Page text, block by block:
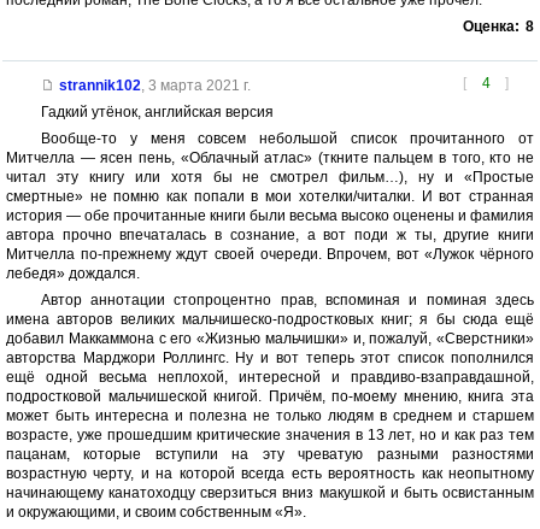
Оценка: 8
[ 4 ]
strannik102, 3 марта 2021 г.
Гадкий утёнок, английская версия
Вообще-то у меня совсем небольшой список прочитанного от
Митчелла — ясен пень, «Облачный атлас» (ткните пальцем в того, кто не
читал эту книгу или хотя бы не смотрел фильм…), ну и «Простые
смертные» не помню как попали в мои хотелки/читалки. И вот странная
история — обе прочитанные книги были весьма высоко оценены и фамилия
автора прочно впечаталась в сознание, а вот поди ж ты, другие книги
Митчелла по-прежнему ждут своей очереди. Впрочем, вот «Лужок чёрного
лебедя» дождался.
Автор аннотации стопроцентно прав, вспоминая и поминая здесь
имена авторов великих мальчишеско-подростковых книг; я бы сюда ещё
добавил Маккаммона с его «Жизнью мальчишки» и, пожалуй, «Сверстники»
авторства Марджори Роллингс. Ну и вот теперь этот список пополнился
ещё одной весьма неплохой, интересной и правдиво-взаправдашной,
подростковой мальчишеской книгой. Причём, по-моему мнению, книга эта
может быть интересна и полезна не только людям в среднем и старшем
возрасте, уже прошедшим критические значения в 13 лет, но и как раз тем
пацанам, которые вступили на эту чреватую разными разностями
возрастную черту, и на которой всегда есть вероятность как неопытному
начинающему канатоходцу сверзиться вниз макушкой и быть освистанным
и окружающими, и своим собственным «Я».